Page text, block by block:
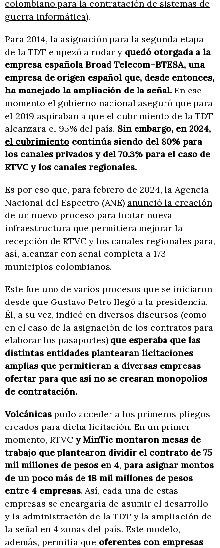
colombiano para la contratación de sistemas de
guerra informática).
Para 2014, la asignación para la segunda etapa
de la TDT empezó a rodar y quedó otorgada a la
empresa española Broad Telecom–BTESA, una
empresa de origen español que, desde entonces,
ha manejado la ampliación de la señal. En ese
momento el gobierno nacional aseguró que para
el 2019 aspiraban a que el cubrimiento de la TDT
alcanzara el 95% del país. Sin embargo, en 2024,
el cubrimiento continúa siendo del 80% para
los canales privados y del 70.3% para el caso de
RTVC y los canales regionales.
Es por eso que, para febrero de 2024, la Agencia
Nacional del Espectro (ANE) anunció la creación
de un nuevo proceso para licitar nueva
infraestructura que permitiera mejorar la
recepción de RTVC y los canales regionales para,
así, alcanzar con señal completa a 173
municipios colombianos.
Este fue uno de varios procesos que se iniciaron
desde que Gustavo Petro llegó a la presidencia.
Él, a su vez, indicó en diversos discursos (como
en el caso de la asignación de los contratos para
elaborar los pasaportes) que esperaba que las
distintas entidades plantearan licitaciones
amplias que permitieran a diversas empresas
ofertar para que así no se crearan monopolios
de contratación.
Volcánicas pudo acceder a los primeros pliegos
creados para dicha licitación. En un primer
momento, RTVC y MinTic montaron mesas de
trabajo que plantearon dividir el contrato de 75
mil millones de pesos en 4, para asignar montos
de un poco más de 18 mil millones de pesos
entre 4 empresas. Así, cada una de estas
empresas se encargaría de asumir el desarrollo
y la administración de la TDT y la ampliación de
la señal en 4 zonas del país. Este modelo,
además, permitía que oferentes con empresas